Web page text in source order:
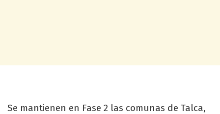
Se mantienen en Fase 2 las comunas de Talca,